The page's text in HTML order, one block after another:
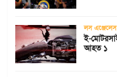
লস এঞ্জেলেস
ই-
আহত ১